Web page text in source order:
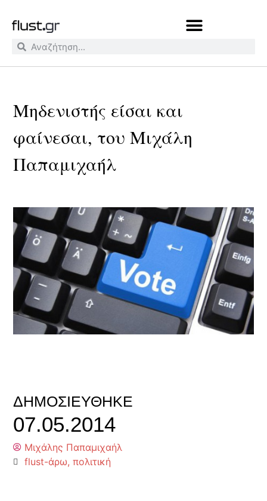
Μηδενιστής είσαι και
φαίνεσαι, του Μιχάλη
Παπαμιχαήλ
ΔΗΜΟΣΙΕΎΘΗΚΕ
07.05.2014
Μιχάλης Παπαμιχαήλ
flust-άρω,πολιτική